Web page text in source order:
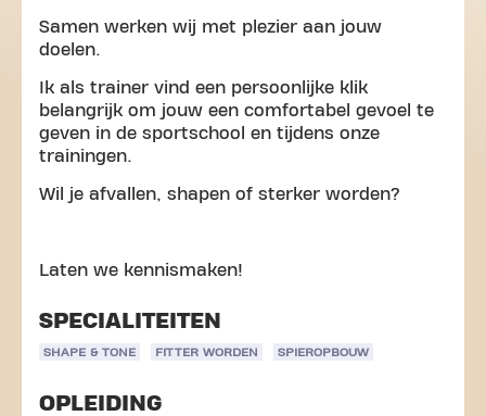
Samen werken wij met plezier aan jouw
doelen.
Ik als trainer vind een persoonlijke klik
belangrijk om jouw een comfortabel gevoel te
geven in de sportschool en tijdens onze
trainingen.
Wil je afvallen, shapen of sterker worden?
Laten we kennismaken!
SPECIALITEITEN
SHAPE & TONE FITTER WORDEN SPIEROPBOUW
OPLEIDING